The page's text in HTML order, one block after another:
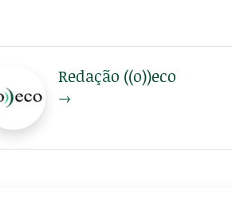
Redação ((o))eco
→